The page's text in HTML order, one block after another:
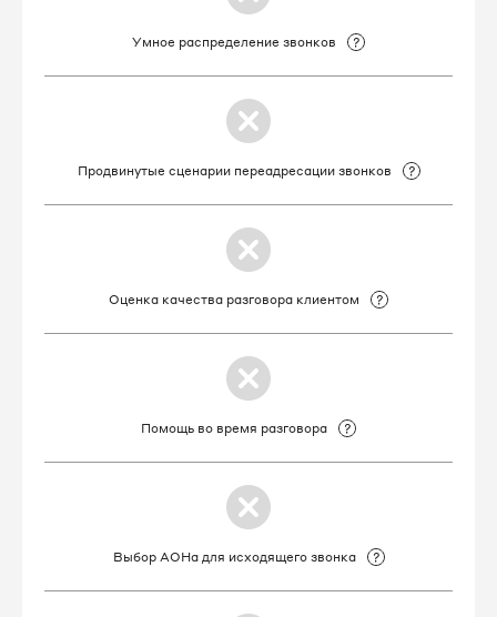
8 495 032-11-94
8 495 032-15-46
8 495 032-21-74
8 495 032-23-09
8 495 032-31-98
8 495 032-32-61
8 495 032-34-18
8 495 032-34-29
8 495 032-37-50
Умное распределение звонков
Продвинутые сценарии переадресации звонков
Оценка качества разговора клиентом
Помощь во время разговора
Выбор АОНа для исходящего звонка